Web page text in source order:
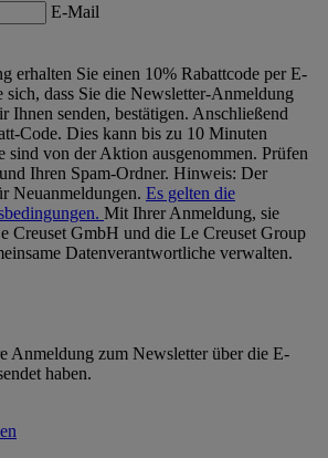
E-Mail
erhalten Sie einen 10% Rabattcode per E-
dass Sie die Newsletter-Anmeldung
senden, bestätigen. Anschließend
Code. Dies kann bis zu 10 Minuten
sind von der Aktion ausgenommen. Prüfen
Ihren Spam-Ordner. Hinweis: Der
Neuanmeldungen. Es gelten die
Mit Ihrer Anmeldung, sie
Creuset GmbH und die Le Creuset Group
Datenverantwortliche verwalten.
Anmeldung zum Newsletter über die E-
haben.